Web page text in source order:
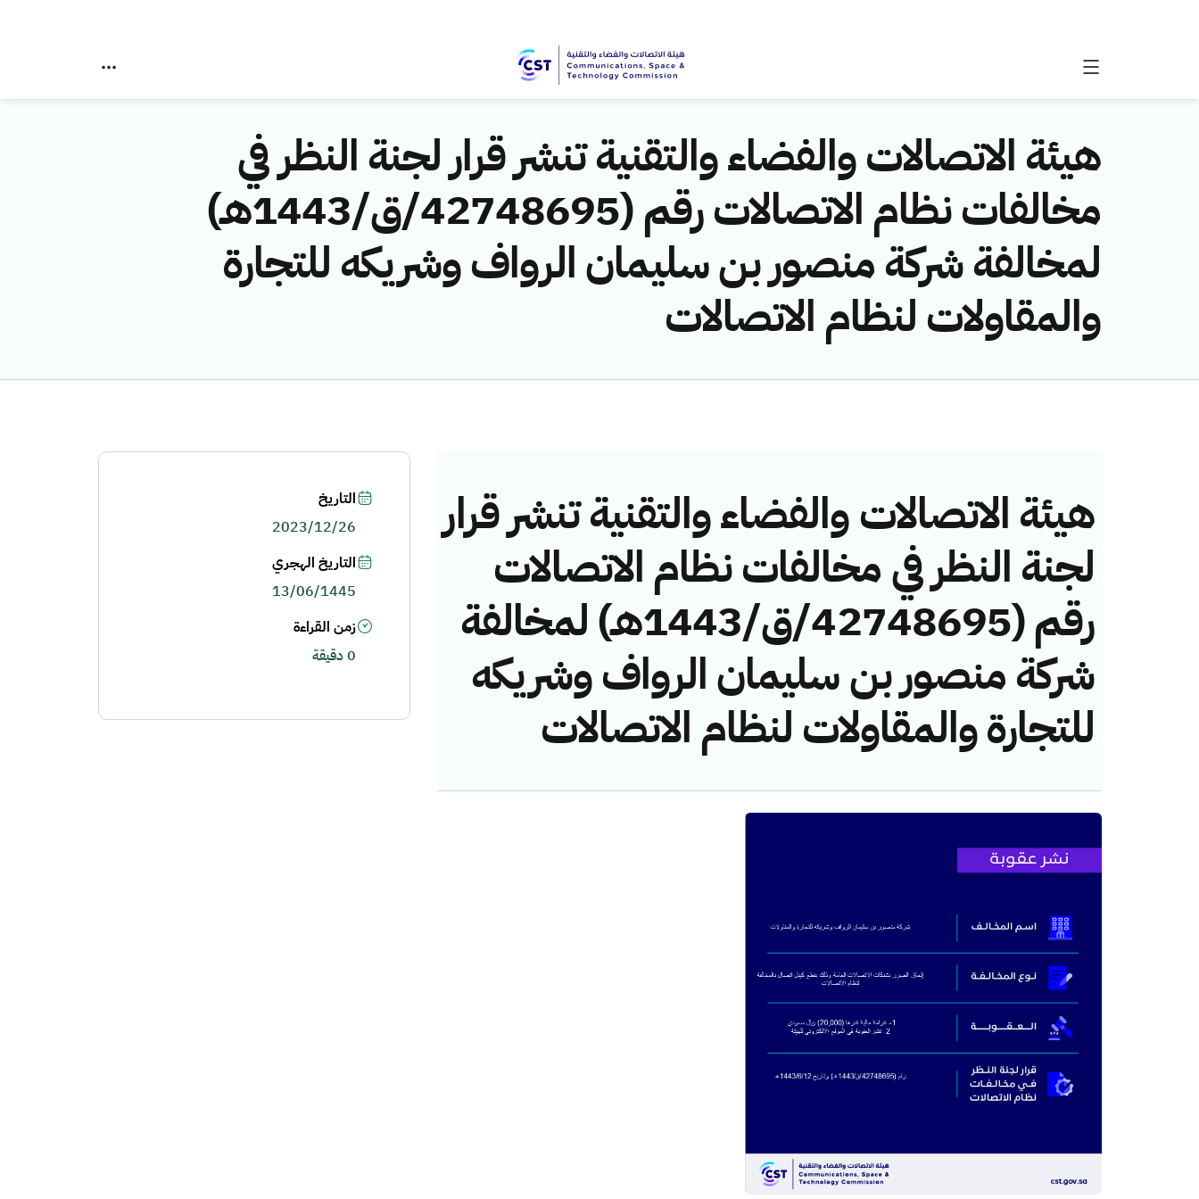
هيئة الاتصالات والفضاء والتقنية تنشر قرار لجنة النظر في
مخالفات نظام الاتصالات رقم (42748695/ق/1443هـ)
لمخالفة شركة منصور بن سليمان الرواف وشريكه للتجارة
والمقاولات لنظام الاتصالات
هيئة الاتصالات والفضاء والتقنية تنشر قرار
لجنة النظر في مخالفات نظام الاتصالات
رقم (42748695/ق/1443هـ) لمخالفة
شركة منصور بن سليمان الرواف وشريكه
للتجارة والمقاولات لنظام الاتصالات
التاريخ
2023/12/26
التاريخ الهجري
13/06/1445
زمن القراءة
0 دقيقة